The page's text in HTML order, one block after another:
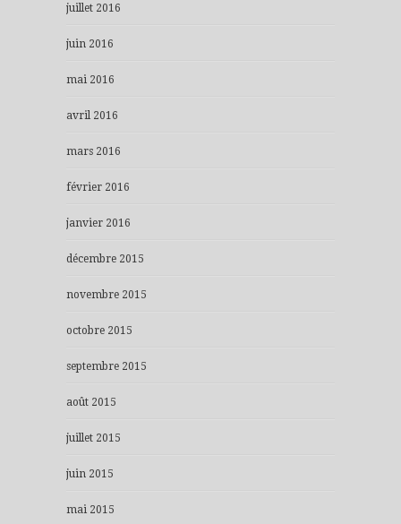
juillet 2016
juin 2016
mai 2016
avril 2016
mars 2016
février 2016
janvier 2016
décembre 2015
novembre 2015
octobre 2015
septembre 2015
août 2015
juillet 2015
juin 2015
mai 2015